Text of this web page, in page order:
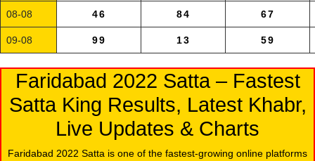
08-08 46 84 67
09-08 99 13 59
Faridabad 2022 Satta – Fastest
Satta King Results, Latest Khabr,
Live Updates & Charts
Faridabad 2022 Satta is one of the fastest-growing online platforms